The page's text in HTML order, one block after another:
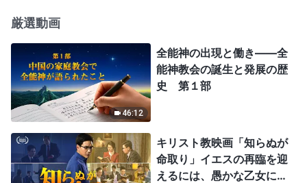
厳選動画
46:12
全能神の出現と働き——全
能神教会の誕生と発展の歴
史 第１部
キリスト教映画「知らぬが
命取り」イエスの再臨を迎
えるには、愚かな乙女にな